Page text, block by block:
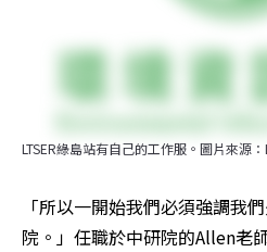
LTSER綠島站有自己的工作服。圖片來源
「所以一開始我們必須強調我
院。」任職於中研院的Allen老